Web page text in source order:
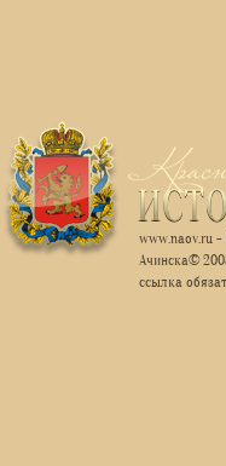
www.naov.ru -
Ачинска©
ссылка